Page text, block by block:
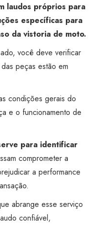
laudos próprios para
específicas para
da vistoria de moto.
você deve verificar
peças estão em
condições gerais do
e o funcionamento de
para identificar
comprometer a
a performance
abrange esse serviço
confiável,